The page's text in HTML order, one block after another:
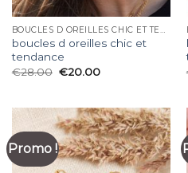
BOUCLES D OREILLES CHIC ET TENDANCE
boucles d oreilles chic et
tendance
€28.00 €20.00
Promo !